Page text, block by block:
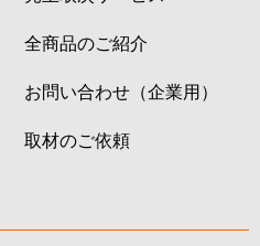
全商品のご紹介
お問い合わせ（企業用）
取材のご依頼